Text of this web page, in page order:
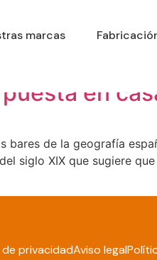
marcas
en
de la geografía
siglo XIX que sugiere
privacidadAviso legal